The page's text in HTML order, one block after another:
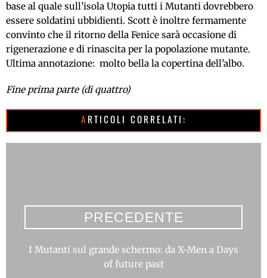
base al quale sull’isola Utopia tutti i Mutanti dovrebbero
essere soldatini ubbidienti. Scott è inoltre fermamente
convinto che il ritorno della Fenice sarà occasione di
rigenerazione e di rinascita per la popolazione mutante.
Ultima annotazione: molto bella la copertina dell’albo.
Fine prima parte (di quattro)
ARTICOLI CORRELATI:
PRECEDENTE
I Mutanti sul grande schermo: da X-Men a Days
of future past